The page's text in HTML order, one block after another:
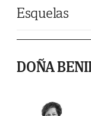
Esquelas
DOÑA